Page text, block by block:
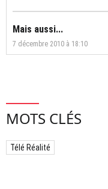
Mais aussi...
7 décembre 2010 à 18:10
MOTS CLÉS
Télé Réalité